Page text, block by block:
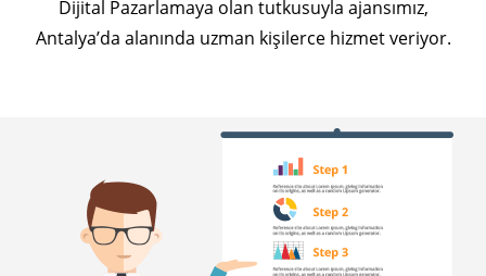
Dijital Pazarlamaya olan tutkusuyla ajansımız,
Antalya’da alanında uzman kişilerce hizmet veriyor.